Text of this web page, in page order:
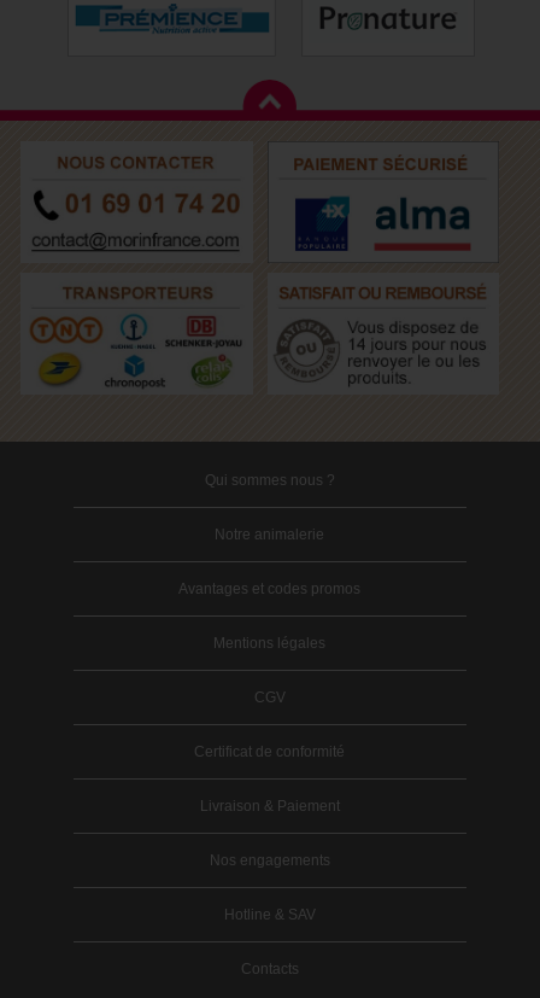
Qui sommes nous ?
Notre animalerie
Avantages et codes promos
Mentions légales
CGV
Certificat de conformité
Livraison & Paiement
Nos engagements
Hotline & SAV
Contacts